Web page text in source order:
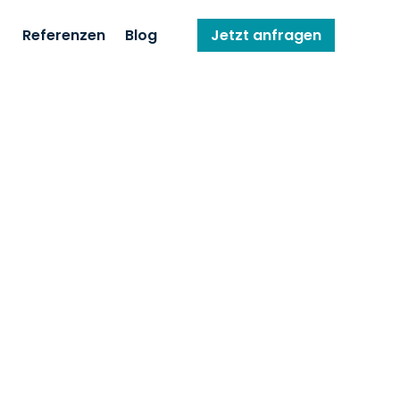
Referenzen Blog Jetzt anfragen